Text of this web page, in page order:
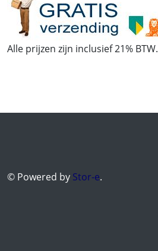
Alle prijzen zijn inclusief 21% BTW.
© Powered by Stor-e.